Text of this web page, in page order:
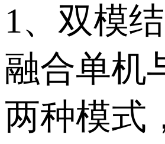
1、双模结
融合单机
两种模式